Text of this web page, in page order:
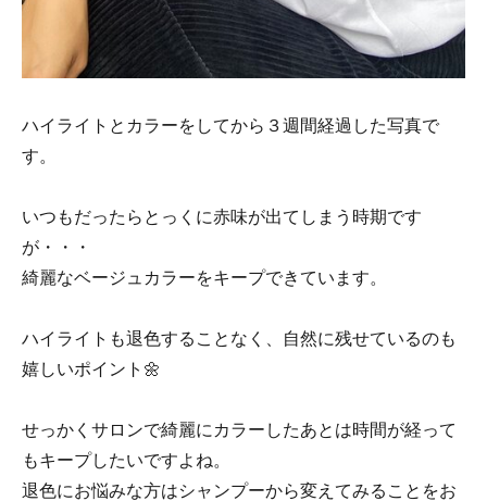
ハイライトとカラーをしてから３週間経過した写真で
す。
いつもだったらとっくに赤味が出てしまう時期です
が・・・
綺麗なベージュカラーをキープできています。
ハイライトも退色することなく、自然に残せているのも
嬉しいポイント🌼
せっかくサロンで綺麗にカラーしたあとは時間が経って
もキープしたいですよね。
退色にお悩みな方はシャンプーから変えてみることをお